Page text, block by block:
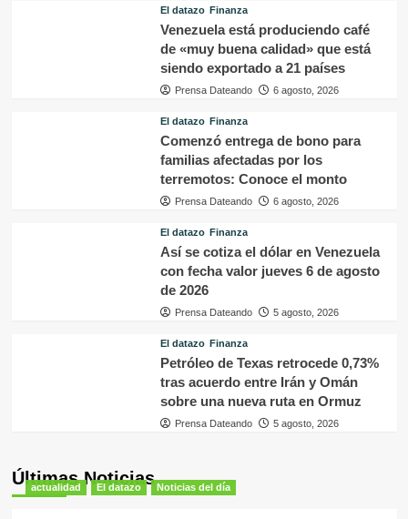
El datazo Finanza
Venezuela está produciendo café
de «muy buena calidad» que está
siendo exportado a 21 países
Prensa Dateando 6 agosto, 2026
El datazo Finanza
Comenzó entrega de bono para
familias afectadas por los
terremotos: Conoce el monto
Prensa Dateando 6 agosto, 2026
El datazo Finanza
Así se cotiza el dólar en Venezuela
con fecha valor jueves 6 de agosto
de 2026
Prensa Dateando 5 agosto, 2026
El datazo Finanza
Petróleo de Texas retrocede 0,73%
tras acuerdo entre Irán y Omán
sobre una nueva ruta en Ormuz
Prensa Dateando 5 agosto, 2026
Últimas Noticias
actualidad El datazo Noticias del día